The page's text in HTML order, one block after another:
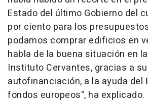
Estado del último Gobierno del
por ciento para los
podamos comprar edificios en
habla de la buena situación en
Instituto Cervantes, gracias a
autofinanciación, a la ayuda del
fondos europeos", ha explicado.